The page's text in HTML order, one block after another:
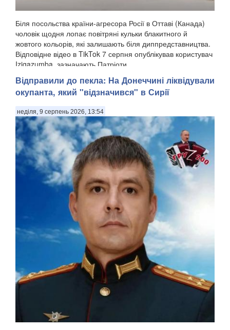
Біля посольства країни-агресора Росії в Оттаві (Канада)
чоловік щодня лопає повітряні кульки блакитного й
жовтого кольорів, які залишають біля диппредставництва.
Відповідне відео в TikTok 7 серпня опублікував користувач
Izigazumba, зазначають Патріоти ...
Відправили до пекла: На Донеччині ліквідували
окупанта, який "відзначився" в Сирії
неділя, 9 серпень 2026, 13:54